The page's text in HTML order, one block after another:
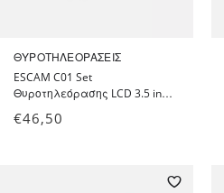
ΘΥΡΟΤΗΛΕΟΡΆΣΕΙΣ
ESCAM C01 Set
Θυροτηλεόρασης LCD 3.5 inch
με Κάμερα HD 1 MP 120
€46,50